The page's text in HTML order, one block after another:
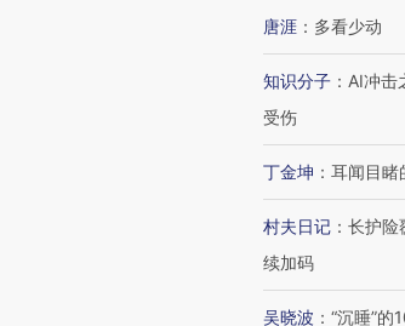
唐涯 ： 多看少动
知识分子 ： AI冲击
受伤
丁金坤 ： 耳闻目睹
村夫日记 ： 长护险
续加码
吴晓波 ： “沉睡”的